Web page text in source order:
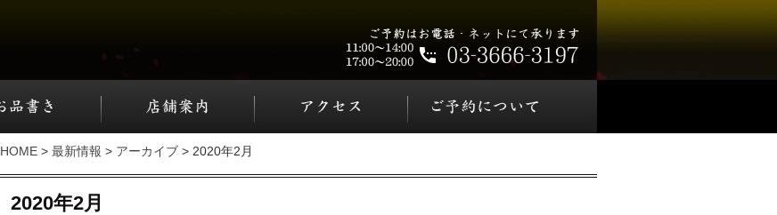
HOME > 最新情報 > アーカイブ > 2020年2月
2020年2月